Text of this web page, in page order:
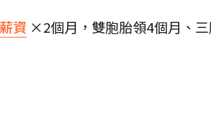
資 ×2個月，雙胞胎領4個月、